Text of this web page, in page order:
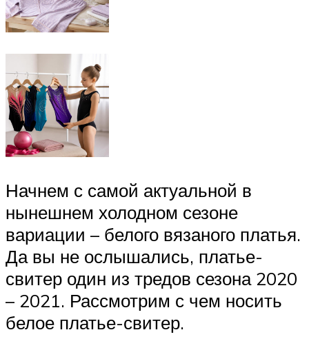
Начнем с самой актуальной в
нынешнем холодном сезоне
вариации – белого вязаного платья.
Да вы не ослышались, платье-
свитер один из тредов сезона 2020
– 2021. Рассмотрим с чем носить
белое платье-свитер.